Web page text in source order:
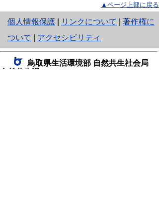
▲ページ上部に戻る
個人情報保護
と
り
ネ
ッ
リンクについて
著作権に
ついて
アクセシビリティ
鳥取県生活環境部 自然共生社会局
自然共生課